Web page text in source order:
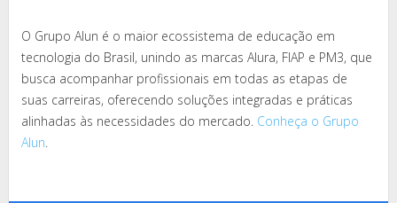
O Grupo Alun é o maior ecossistema de educação em
tecnologia do Brasil, unindo as marcas Alura, FIAP e PM3, que
busca acompanhar profissionais em todas as etapas de
suas carreiras, oferecendo soluções integradas e práticas
alinhadas às necessidades do mercado. Conheça o Grupo
Alun.